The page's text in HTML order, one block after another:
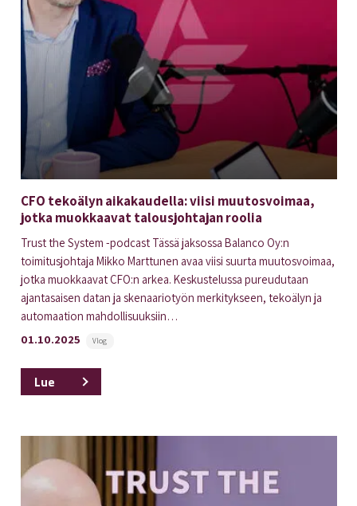
CFO tekoälyn aikakaudella: viisi muutosvoimaa,
jotka muokkaavat talousjohtajan roolia
Trust the System -podcast Tässä jaksossa Balanco Oy:n
toimitusjohtaja Mikko Marttunen avaa viisi suurta muutosvoimaa,
jotka muokkaavat CFO:n arkea. Keskustelussa pureudutaan
ajantasaisen datan ja skenaariotyön merkitykseen, tekoälyn ja
automaation mahdollisuuksiin…
01.10.2025
Vlog
Lue